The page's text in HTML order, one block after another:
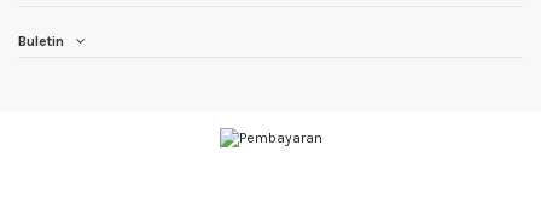
Buletin